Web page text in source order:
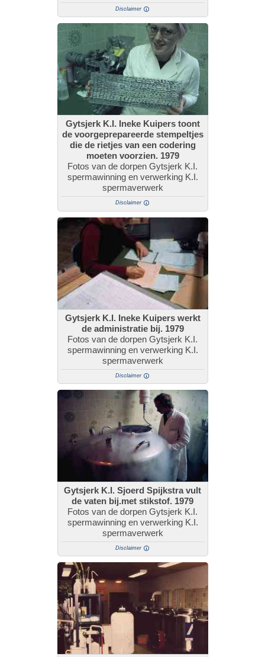
Disclaimer
Gytsjerk K.I. Ineke Kuipers toont
de voorgeprepareerde stempeltjes
die de rietjes van een codering
moeten voorzien. 1979
Fotos van de dorpen Gytsjerk K.I.
spermawinning en verwerking K.I.
spermaverwerk
Disclaimer
Gytsjerk K.I. Ineke Kuipers werkt
de administratie bij. 1979
Fotos van de dorpen Gytsjerk K.I.
spermawinning en verwerking K.I.
spermaverwerk
Disclaimer
Gytsjerk K.I. Sjoerd Spijkstra vult
de vaten bij.met stikstof. 1979
Fotos van de dorpen Gytsjerk K.I.
spermawinning en verwerking K.I.
spermaverwerk
Disclaimer